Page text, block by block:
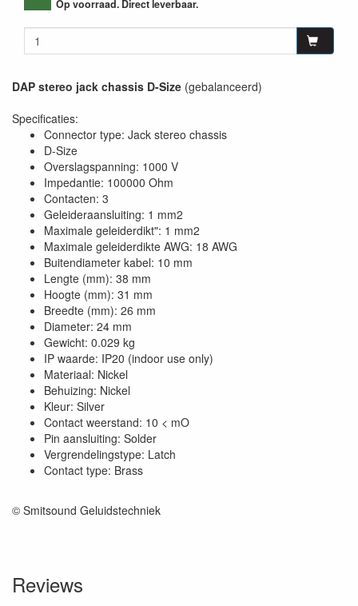
Op voorraad. Direct leverbaar.
DAP stereo jack chassis D-Size (gebalanceerd)
Specificaties:
Connector type: Jack stereo chassis
D-Size
Overslagspanning: 1000 V
Impedantie: 100000 Ohm
Contacten: 3
Geleideraansluiting: 1 mm2
Maximale geleiderdikt": 1 mm2
Maximale geleiderdikte AWG: 18 AWG
Buitendiameter kabel: 10 mm
Lengte (mm): 38 mm
Hoogte (mm): 31 mm
Breedte (mm): 26 mm
Diameter: 24 mm
Gewicht: 0.029 kg
IP waarde: IP20 (indoor use only)
Materiaal: Nickel
Behuizing: Nickel
Kleur: Silver
Contact weerstand: 10 < mO
Pin aansluiting: Solder
Vergrendelingstype: Latch
Contact type: Brass
© Smitsound Geluidstechniek
Reviews